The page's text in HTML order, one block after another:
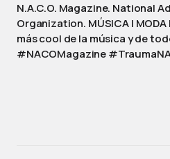
N.A.C.O. Magazine. National
Organization. MÚSICA | MODA
más cool de la música y de
#NACOMagazine